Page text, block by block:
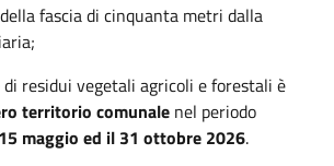
fascia di cinquanta metri dalla
residui vegetali agricoli e forestali è
territorio comunale nel periodo
maggio ed il 31 ottobre 2026.